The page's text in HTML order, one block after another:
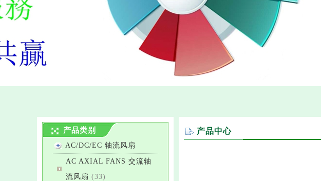
产品类别
AC/DC/EC 轴流风扇
AC AXIAL FANS 交流轴
流风扇 (33)
产品中心